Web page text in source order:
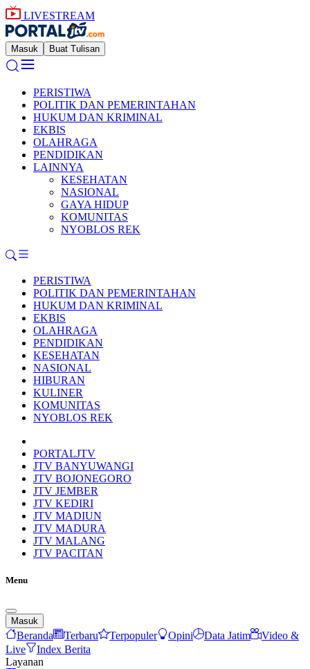
LIVESTREAM
Masuk Buat Tulisan
PERISTIWA
POLITIK DAN PEMERINTAHAN
HUKUM DAN KRIMINAL
EKBIS
OLAHRAGA
PENDIDIKAN
LAINNYA
KESEHATAN
NASIONAL
GAYA HIDUP
KOMUNITAS
NYOBLOS REK
PERISTIWA
POLITIK DAN PEMERINTAHAN
HUKUM DAN KRIMINAL
EKBIS
OLAHRAGA
PENDIDIKAN
KESEHATAN
NASIONAL
HIBURAN
KULINER
KOMUNITAS
NYOBLOS REK
PORTALJTV
JTV BANYUWANGI
JTV BOJONEGORO
JTV JEMBER
JTV KEDIRI
JTV MADIUN
JTV MADURA
JTV MALANG
JTV PACITAN
Menu
Masuk
Beranda Terbaru Terpopuler Opini Data Jatim
Video &
Live
Index Berita
Layanan